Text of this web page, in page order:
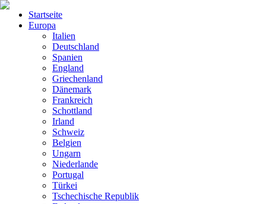
Startseite
Europa
Italien
Deutschland
Spanien
England
Griechenland
Dänemark
Frankreich
Schottland
Irland
Schweiz
Belgien
Ungarn
Niederlande
Portugal
Türkei
Tschechische Republik